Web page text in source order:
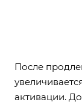
После
активации.